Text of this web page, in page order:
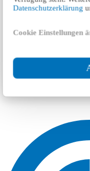
Datenschutzerklärung
Cookie Einstellungen